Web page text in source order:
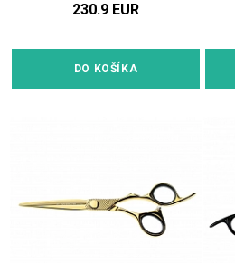
230.9 EUR
DO KOŠÍKA